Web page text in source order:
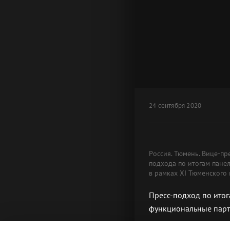
24 сентября 2020
Россия. Тюмень. Вице-
подхода по итогам
в рамках XI Тюменского
Пресс-подход по
функциональные